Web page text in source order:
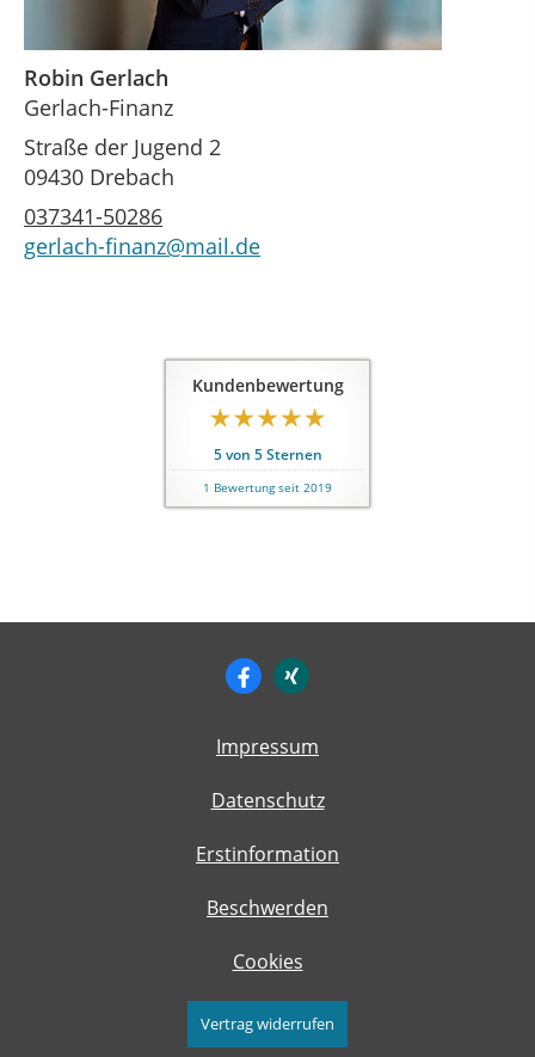
Robin Gerlach
Gerlach-Finanz
Straße der Jugend 2
09430 Drebach
037341-50286
gerlach-finanz@mail.de
Kundenbewertung
5von 5Sternen
1 Bewertung seit 2019
Impressum
Datenschutz
Erstinformation
Beschwerden
Cookies
Vertrag widerrufen